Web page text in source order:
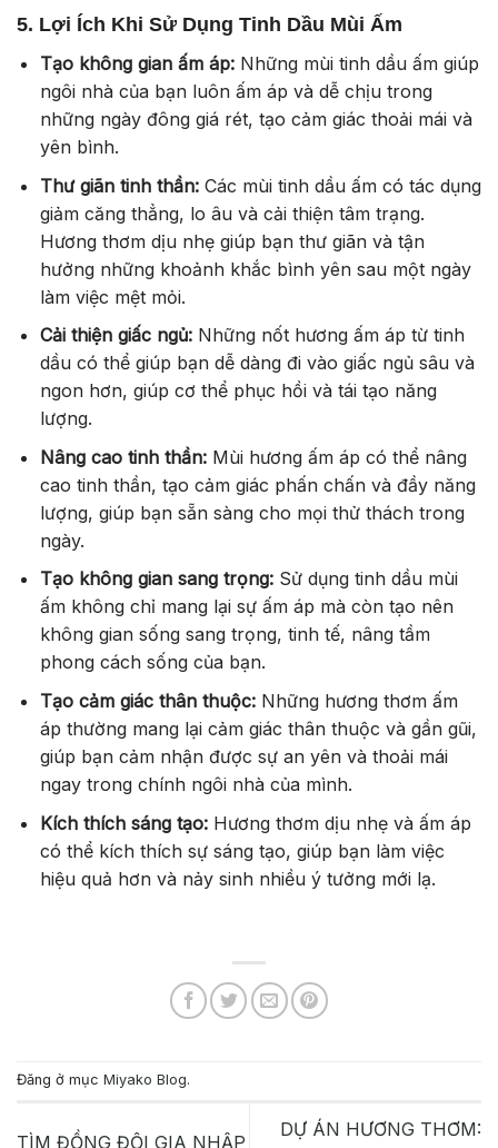
5. Lợi Ích Khi Sử Dụng Tinh Dầu Mùi Ấm
Tạo không gian ấm áp:Những mùi tinh dầu ấm giúp
ngôi nhà của bạn luôn ấm áp và dễ chịu trong
những ngày đông giá rét, tạo cảm giác thoải mái và
yên bình.
Thư giãn tinh thần:Các mùi tinh dầu ấm có tác dụng
giảm căng thẳng, lo âu và cải thiện tâm trạng.
Hương thơm dịu nhẹ giúp bạn thư giãn và tận
hưởng những khoảnh khắc bình yên sau một ngày
làm việc mệt mỏi.
Cải thiện giấc ngủ:Những nốt hương ấm áp từ tinh
dầu có thể giúp bạn dễ dàng đi vào giấc ngủ sâu và
ngon hơn, giúp cơ thể phục hồi và tái tạo năng
lượng.
Nâng cao tinh thần:Mùi hương ấm áp có thể nâng
cao tinh thần, tạo cảm giác phấn chấn và đầy năng
lượng, giúp bạn sẵn sàng cho mọi thử thách trong
ngày.
Tạo không gian sang trọng:Sử dụng tinh dầu mùi
ấm không chỉ mang lại sự ấm áp mà còn tạo nên
không gian sống sang trọng, tinh tế, nâng tầm
phong cách sống của bạn.
Tạo cảm giác thân thuộc:Những hương thơm ấm
áp thường mang lại cảm giác thân thuộc và gần gũi,
giúp bạn cảm nhận được sự an yên và thoải mái
ngay trong chính ngôi nhà của mình.
Kích thích sáng tạo:Hương thơm dịu nhẹ và ấm áp
có thể kích thích sự sáng tạo, giúp bạn làm việc
hiệu quả hơn và nảy sinh nhiều ý tưởng mới lạ.
Đăng ở mục Miyako Blog.
TÌM ĐỒNG ĐỘI GIA NHẬP
DỰ ÁN HƯƠNG THƠM: